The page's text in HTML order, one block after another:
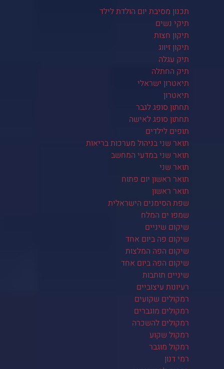
תכנון מסיבת יום הולדת לילד
תיקי נשים
תיקון חצות
תיקון זיווג
תיק עגלה
תיק החתלה
תיאטרון ישראלי
תיאטרון
תחתון סופג לגבר
תחתון סופג לאישה
תופים לילדים
תואר שני בניהול מערכות בריאות
תואר שני במדעי המחשב
תואר שני
תואר ראשון יום פתוח
תואר ראשון
שפת הסימנים הישראלית
שמפו ים המלח
שיקום שיניים
שיקום פה ביום אחד
שיקום הפה המלצות
שיקום הפה ביום אחד
שיניים תותבות
רעיונות עיצוביים
רמקולים שקועים
רמקולים מוגברים
רמקולים להשכרה
רמקול שקוע
רמקול מוגבר
רמי דנון